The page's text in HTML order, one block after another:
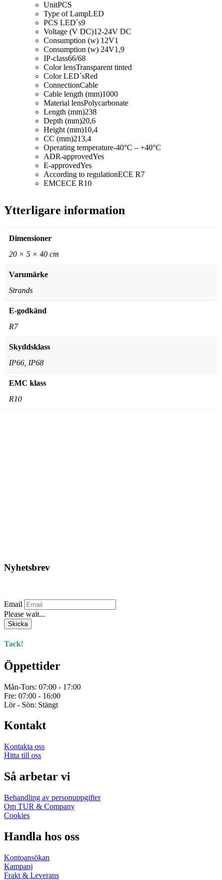
UnitPCS
Type of LampLED
PCS LED´s9
Voltage (V DC)12-24V DC
Consumption (w) 12V1
Consumption (w) 24V1,9
IP-class66/68
Color lensTransparent tinted
Color LED´sRed
ConnectionCable
Cable length (mm)1000
Material lensPolycarbonate
Length (mm)238
Depth (mm)20,6
Height (mm)10,4
CC (mm)213,4
Operating temperature-40°C – +40°C
ADR-approvedYes
E-approvedYes
According to regulationECE R7
EMCECE R10
Ytterligare information
Dimensioner
20 × 5 × 40 cm
Varumärke
Strands
E-godkänd
R7
Skyddsklass
IP66, IP68
EMC klass
R10
Nyhetsbrev
Email
Please wait...
Skicka
Tack!
Öppettider
Mån-Tors: 07:00 - 17:00
Fre: 07:00 - 16:00
Lör - Sön: Stängt
Kontakt
Kontakta oss
Hitta till oss
Så arbetar vi
Behandling av personuppgifter
Om TUR & Company
Cookies
Handla hos oss
Kontoansökan
Kampanj
Frakt & Leverans